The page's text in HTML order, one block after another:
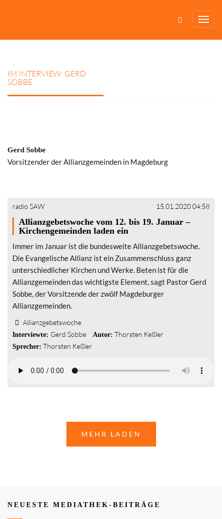
IM INTERVIEW: GERD
SOBBE
Gerd Sobbe
Vorsitzender der Allianzgemeinden in Magdeburg
radio SAW 15.01.2020 04:58
Allianzgebetswoche vom 12. bis 19. Januar –
Kirchengemeinden laden ein
Immer im Januar ist die bundesweite Allianzgebetswoche.
Die Evangelische Allianz ist ein Zusammenschluss ganz
unterschiedlicher Kirchen und Werke. Beten ist für die
Allianzgemeinden das wichtigste Element, sagt Pastor Gerd
Sobbe, der Vorsitzende der zwölf Magdeburger
Allianzgemeinden.
Allianzgebetswoche
Interviewte: Gerd Sobbe Autor: Thorsten Keßler
Sprecher: Thorsten Keßler
MEHR LADEN
NEUESTE MEDIATHEK-BEITRÄGE